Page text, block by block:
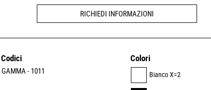
RICHIEDI INFORMAZIONI
Codici
GAMMA - 1011
Colori
Bianco X=2